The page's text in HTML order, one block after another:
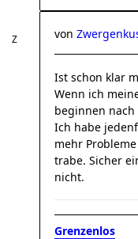
von
Ist schon klar
Wenn ich
beginnen nach
Ich habe
mehr
trabe. Sicher
nicht.
Grenzenlos